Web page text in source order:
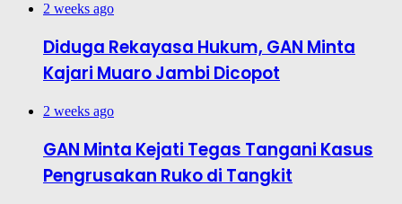
2 weeks ago
Diduga Rekayasa Hukum, GAN Minta
Kajari Muaro Jambi Dicopot
2 weeks ago
GAN Minta Kejati Tegas Tangani Kasus
Pengrusakan Ruko di Tangkit